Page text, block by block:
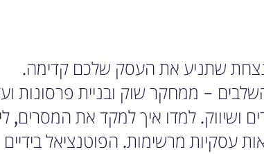
שתניע את העסק שלכם קדימה.
- ממחקר שוק ובניית פרסונות
ושיווק. למדו איך למקד את המסרים,
עסקיות מרשימות. הפוטנציאל בידיים